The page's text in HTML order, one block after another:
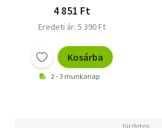
4 851 Ft
Eredeti ár: 5 390 Ft
Kosárba
2 - 3 munkanap